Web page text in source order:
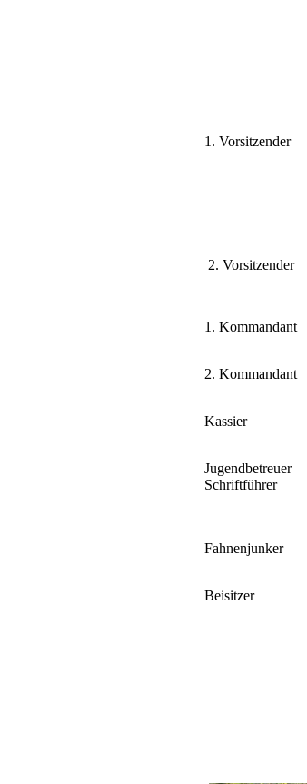
1. Vorsitzender
2. Vorsitzender
1. Kommandant
2. Kommandant
Kassier
Jugendbetreuer
Schriftführer
Fahnenjunker
Beisitzer